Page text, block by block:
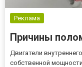
Реклама
Причины
Двигатели
собственной